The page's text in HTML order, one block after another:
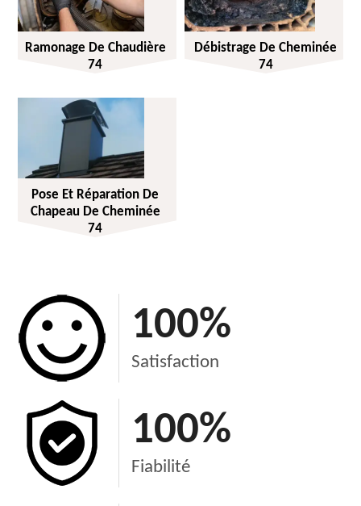
Ramonage De Chaudière
74
Débistrage De Cheminée
74
Pose Et Réparation De
Chapeau De Cheminée
74
100%
Satisfaction
100%
Fiabilité